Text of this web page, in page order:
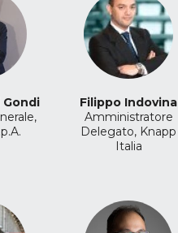
Gondi
Filippo Indovina
Amministratore
Delegato, Knapp
Italia